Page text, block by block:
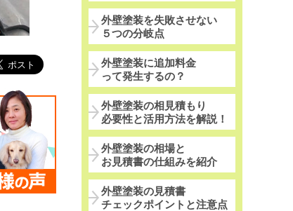
外壁塗装を失敗させない
５つの分岐点
外壁塗装に追加料金
って発生するの？
外壁塗装の相見積もり
必要性と活用方法を解説！
外壁塗装の相場と
お見積書の仕組みを紹介
外壁塗装の見積書
チェックポイントと注意点